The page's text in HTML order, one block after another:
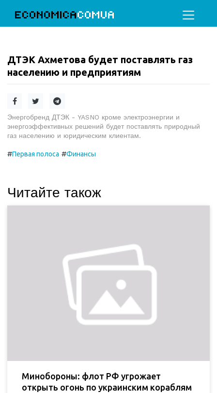
ECONOMICACOMUA
ДТЭК Ахметова будет поставлять газ
населению и предприятиям
Энергобренд ДТЭК - YASNO кроме электроэнергии и
энергоэффективных решений будет поставлять природный
газ населению и юридическим клиентам.
#Первая полоса #Финансы
Читайте також
Минобороны: флот РФ угрожает
открыть огонь по украинским кораблям